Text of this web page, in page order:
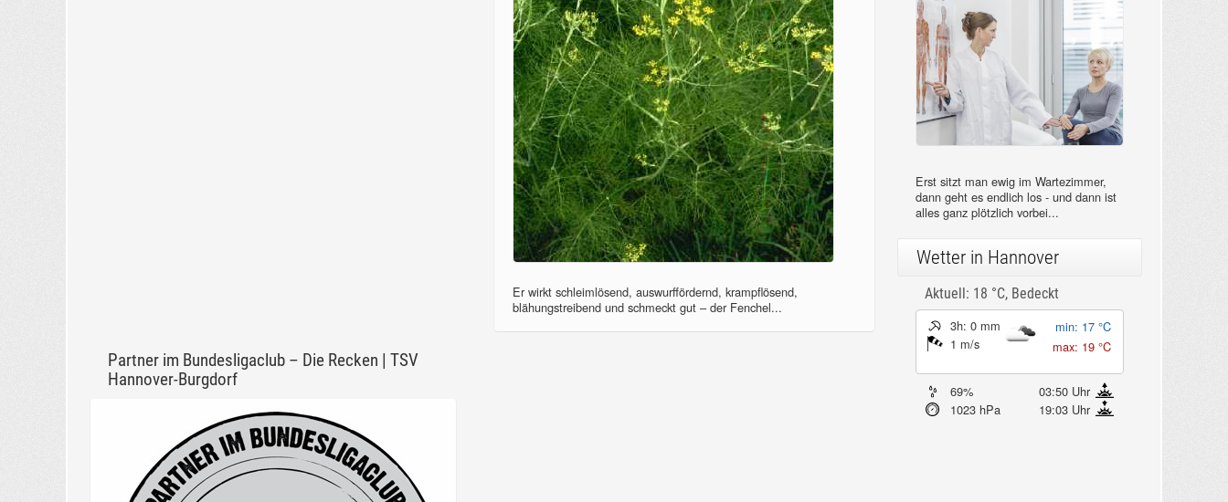
Er wirkt schleimlösend, auswurffördernd, krampflösend,
blähungstreibend und schmeckt gut – der Fenchel...
Partner im Bundesligaclub – Die Recken | TSV
Hannover-Burgdorf
Erst sitzt man ewig im Wartezimmer,
dann geht es endlich los - und dann ist
alles ganz plötzlich vorbei...
Wetter in Hannover
Aktuell: 18 °C, Bedeckt
3h: 0 mm
1 m/s
min: 17 °C
max: 19 °C
69%
03:50 Uhr
1023 hPa
19:03 Uhr